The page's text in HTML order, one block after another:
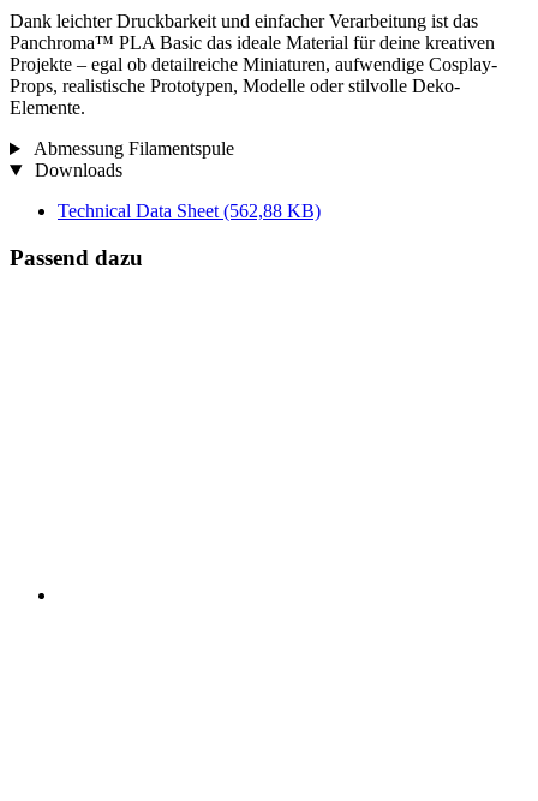
Dank leichter Druckbarkeit und einfacher Verarbeitung ist das
Panchroma™ PLA Basic das ideale Material für deine kreativen
Projekte – egal ob detailreiche Miniaturen, aufwendige Cosplay-
Props, realistische Prototypen, Modelle oder stilvolle Deko-
Elemente.
Abmessung Filamentspule
Downloads
Technical Data Sheet (562,88 KB)
Passend dazu